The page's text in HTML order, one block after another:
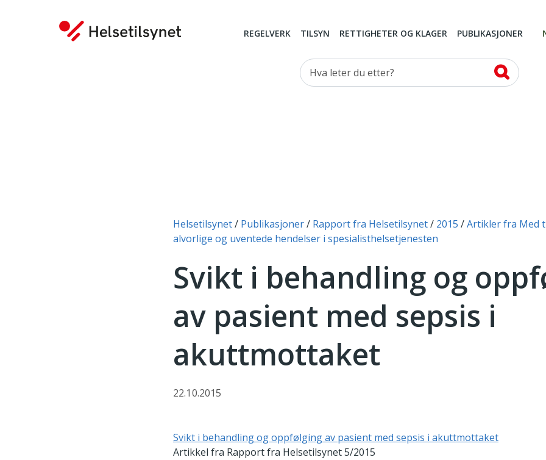
REGELVERK TILSYN RETTIGHETER OG KLAGER PUBLIKASJONER
Hva leter du etter?
Du er her:
Helsetilsynet Publikasjoner Rapport fra Helsetilsynet 2015
Artikler fra Med
alvorlige og uventede hendelser i spesialisthelsetjenesten
Svikt i behandling og
av pasient med sepsis i
akuttmottaket
22.10.2015
Svikt i behandling og oppfølging av pasient med sepsis i akuttmottaket
Artikkel fra Rapport fra Helsetilsynet 5/2015